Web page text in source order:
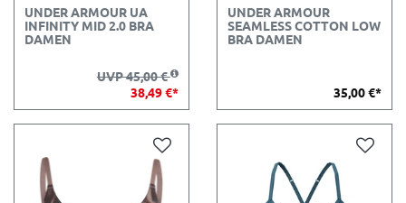
UNDER ARMOUR UA
INFINITY MID 2.0 BRA
DAMEN
UVP 45,00 €
38,49 €*
UNDER ARMOUR
SEAMLESS COTTON LOW
BRA DAMEN
35,00 €*